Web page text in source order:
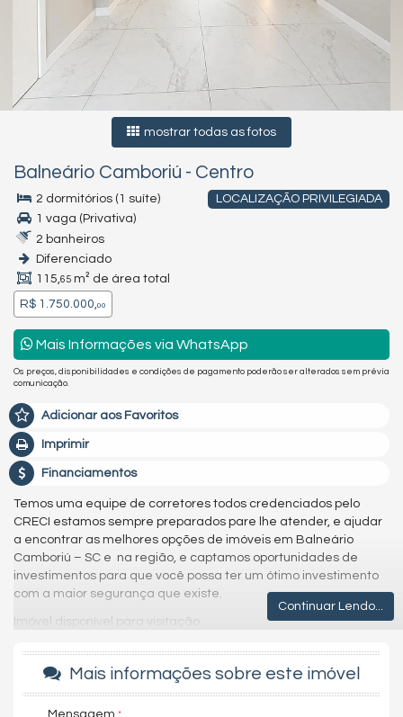
mostrar todas as fotos
Balneário Camboriú - Centro
LOCALIZAÇÃO PRIVILEGIADA
2 dormitórios (1 suíte)
1 vaga (Privativa)
2 banheiros
Diferenciado
115,65 m² de área total
R$ 1.750.000,00
Mais Informações via WhatsApp
Os preços, disponibilidades e condições de pagamento poderão ser alterados sem prévia
comunicação.
Adicionar aos Favoritos
Imprimir
Financiamentos
Temos uma equipe de corretores todos credenciados pelo
CRECI estamos sempre preparados pare lhe atender, e ajudar
a encontrar as melhores opções de imóveis em Balneário
Camboriú – SC e na região, e captamos oportunidades de
investimentos para que você possa ter um ótimo investimento
com a maior segurança que existe.
Imóvel disponível para visitação.
Agende uma visita agora mesmo e venha conhecer este lindo
imóvel.
Os valores estão sujeitos a alteração sem aviso prévio.
Continuar Lendo...
Mais informações sobre este imóvel
Mensagem